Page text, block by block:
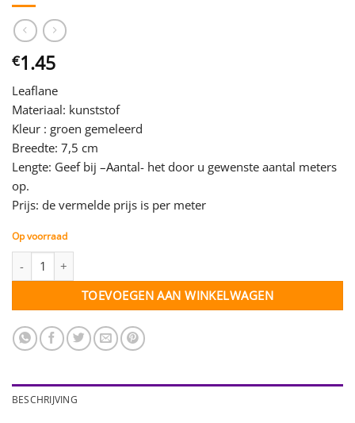
€1.45
Leaflane
Materiaal: kunststof
Kleur : groen gemeleerd
Breedte: 7,5 cm
Lengte: Geef bij –Aantal- het door u gewenste aantal meters
op.
Prijs: de vermelde prijs is per meter
Op voorraad
TOEVOEGEN AAN WINKELWAGEN
BESCHRIJVING